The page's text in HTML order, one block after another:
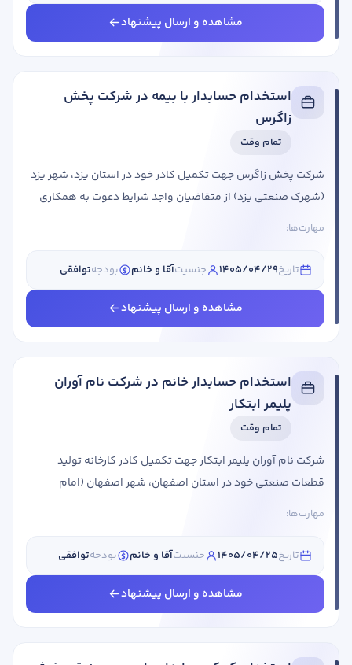
مالیاتی مزایا: بیمهبیمه تکمیلی متقاضیان واجد شرایط علاوه ...
مشاهده و ارسال پیشنهاد
استخدام حسابدار با بیمه در شرکت پخش
زاگرس
تمام وقت
شرکت پخش زاگرس جهت تکمیل کادر خود در استان یزد، شهر یزد
(شهرک صنعتی یزد) از متقاضیان واجد شرایط دعوت به همکاری
استان مورد نیاز: یزد شهر مورد نیاز: یزد ایجاد فرصت یادگیری و
پیشرفتمزایا:پرداخت بموقع حقوق و مزایاقرارداد کار بیمه تامین
اجتماعی و بیمه تکمیلیخرید از محصولات شرکت با ...
مهارت‌ها:
تاریخ1405/04/29 جنسیتآقا و خانم بودجهتوافقی
مشاهده و ارسال پیشنهاد
استخدام حسابدار خانم در شرکت نام آوران
پلیمر ابتکار
تمام وقت
شرکت نام آوران پلیمر ابتکار جهت تکمیل کادر کارخانه تولید
قطعات صنعتی خود در استان اصفهان، شهر اصفهان (امام
تحصیلی: کارشناسی سابقه کاری: 5 تا 9 سال حقوق: توافقی
استان مورد نیاز: اصفهان شهر مورد نیاز: اصفهان یک نفرمسلط به
پارسیان و ارد کردن اطلاعتلیست حقوقلیست بیمه کارکنانبررسی
پرینت حسابهابررسی ...
مهارت‌ها:
تاریخ1405/04/25 جنسیتآقا و خانم بودجهتوافقی
مشاهده و ارسال پیشنهاد